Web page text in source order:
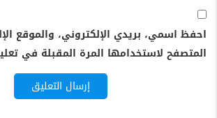
احفظ اسمي، بريدي الإلكتروني، والموقع
المتصفح لاستخدامها المرة المقبلة في